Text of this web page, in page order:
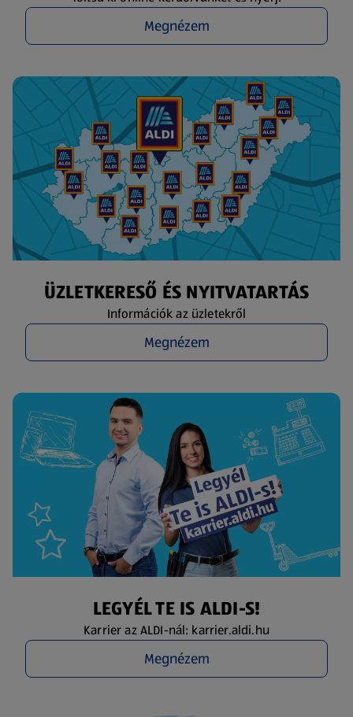
Megnézem
ÜZLETKERESŐ ÉS NYITVATARTÁS
Információk az üzletekről
Megnézem
LEGYÉL TE IS ALDI-S!
Karrier az ALDI-nál: karrier.aldi.hu
Megnézem